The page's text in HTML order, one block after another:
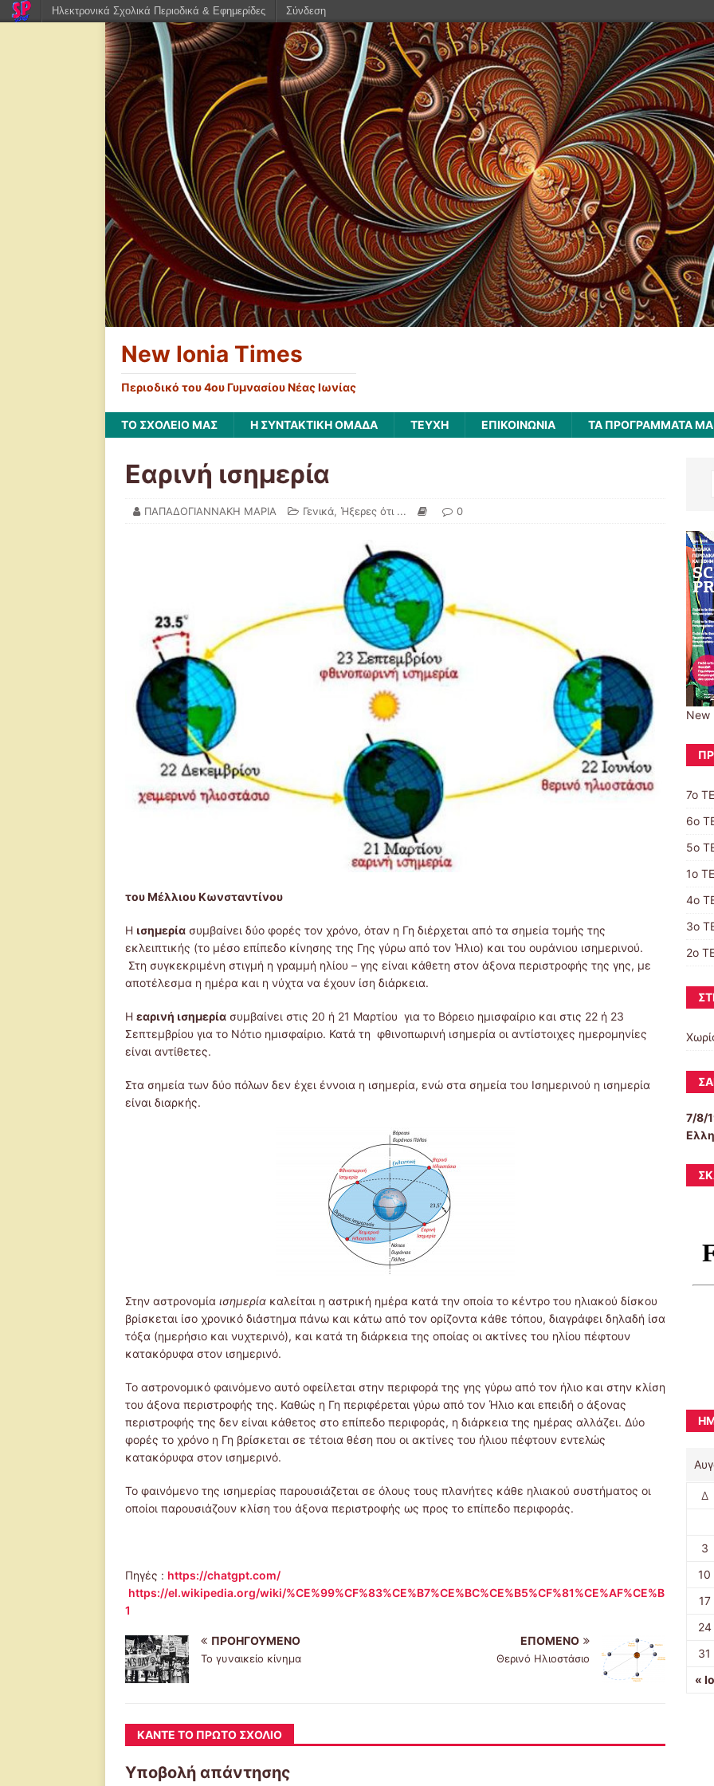
New Ionia Times
Περιοδικό του 4ου Γυμνασίου Νέας Ιωνίας
ΤΟ ΣΧΟΛΕΙΟ ΜΑΣ Η ΣΥΝΤΑΚΤΙΚΗ ΟΜΑΔΑ ΤΕΥΧΗ ΕΠΙΚΟΙΝΩΝΙΑ ΤΑ ΠΡΟΓΡΑΜΜΑΤΑ
Εαρινή ισημερία
ΠΑΠΑΔΟΓΙΑΝΝΑΚΗ ΜΑΡΙΑ Γενικά, Ήξερες ότι ... 0
του Μέλλιου Κωνσταντίνου
Η ισημερία συμβαίνει δύο φορές τον χρόνο, όταν η Γη διέρχεται από τα σημεία τομής της
εκλειπτικής (το μέσο επίπεδο κίνησης της Γης γύρω από τον Ήλιο) και του ουράνιου ισημερινού.
Στη συγκεκριμένη στιγμή η γραμμή ηλίου – γης είναι κάθετη στον άξονα περιστροφής της γης, με
αποτέλεσμα η ημέρα και η νύχτα να έχουν ίση διάρκεια.
Η εαρινή ισημερία συμβαίνει στις 20 ή 21 Μαρτίου για το Βόρειο ημισφαίριο και στις 22 ή 23
Σεπτεμβρίου για το Νότιο ημισφαίριο. Κατά τη φθινοπωρινή ισημερία οι αντίστοιχες ημερομηνίες
είναι αντίθετες.
Στα σημεία των δύο πόλων δεν έχει έννοια η ισημερία, ενώ στα σημεία του Ισημερινού η ισημερία
είναι διαρκής.
Στην αστρονομία ισημερία καλείται η αστρική ημέρα κατά την οποία το κέντρο του ηλιακού δίσκου
βρίσκεται ίσο χρονικό διάστημα πάνω και κάτω από τον ορίζοντα κάθε τόπου, διαγράφει δηλαδή ίσα
τόξα (ημερήσιο και νυχτερινό), και κατά τη διάρκεια της οποίας οι ακτίνες του ηλίου πέφτουν
κατακόρυφα στον ισημερινό.
Το αστρονομικό φαινόμενο αυτό οφείλεται στην περιφορά της γης γύρω από τον ήλιο και στην κλίση
του άξονα περιστροφής της. Καθώς η Γη περιφέρεται γύρω από τον Ήλιο και επειδή ο άξονας
περιστροφής της δεν είναι κάθετος στο επίπεδο περιφοράς, η διάρκεια της ημέρας αλλάζει. Δύο
φορές το χρόνο η Γη βρίσκεται σε τέτοια θέση που οι ακτίνες του ήλιου πέφτουν εντελώς
κατακόρυφα στον ισημερινό.
Το φαινόμενο της ισημερίας παρουσιάζεται σε όλους τους πλανήτες κάθε ηλιακού συστήματος οι
οποίοι παρουσιάζουν κλίση του άξονα περιστροφής ως προς το επίπεδο περιφοράς.
Πηγές : https://chatgpt.com/
https://el.wikipedia.org/wiki/%CE%99%CF%83%CE%B7%CE%BC%CE%B5%CF%81%CE%AF%CE%B
1
ΠΡΟΗΓΟΎΜΕΝΟ
Το γυναικείο κίνημα
ΕΠΌΜΕΝΟ
Θερινό Ηλιοστάσιο
ΚΆΝΤΕ ΤΟ ΠΡΏΤΟ ΣΧΌΛΙΟ
Υποβολή απάντησης
New
7ο
6ο
5ο
1ο
4ο
3ο
2ο
7/8/
Δ
«
3
10
17
24
31
Ηλεκτρονικά Σχολικά Περιοδικά & Εφημερίδες Σύνδεση